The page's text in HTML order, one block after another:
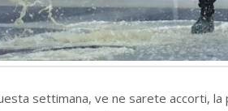
settimana, ve ne sarete accorti,